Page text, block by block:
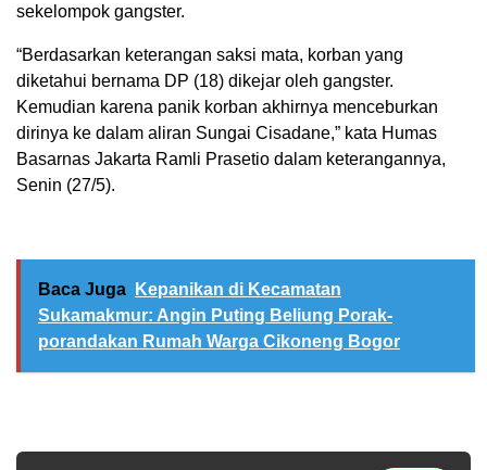
sekelompok gangster.
“Berdasarkan keterangan saksi mata, korban yang
diketahui bernama DP (18) dikejar oleh gangster.
Kemudian karena panik korban akhirnya menceburkan
dirinya ke dalam aliran Sungai Cisadane,” kata Humas
Basarnas Jakarta Ramli Prasetio dalam keterangannya,
Senin (27/5).
Baca Juga
Kepanikan di Kecamatan
Sukamakmur: Angin Puting Beliung Porak-
porandakan Rumah Warga Cikoneng Bogor